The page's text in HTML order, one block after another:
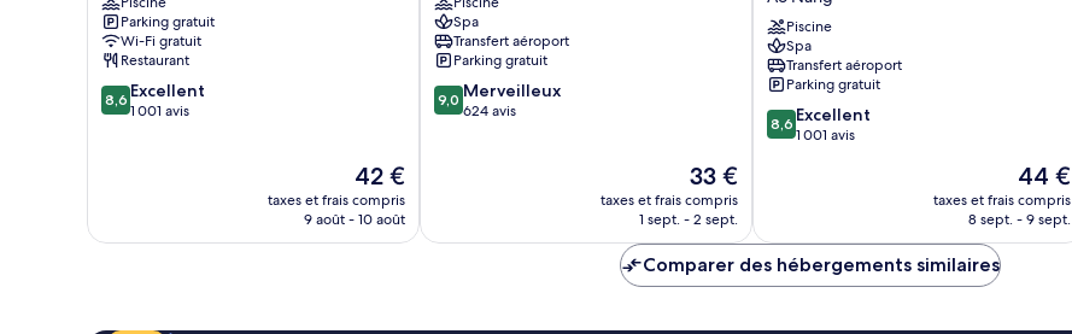
Nang
Beach
Ao
Nang
Parking gratuit
Wi-Fi gratuit
Restaurant
8.6
sur
8,6 Excellent
1 001 avis
Le
nouveau
prix
42 €
taxes et frais compris
9 août - 10 août
Resort
Ao
Nang
Spa
Transfert aéroport
Parking gratuit
9.0
sur
9,0 Merveilleux
624 avis
Le
nouveau
prix
de
33 €
taxes et frais compris
1 sept. - 2 sept.
Resort
and
Spa
Krabi
Ao
Nang
Piscine
Spa
Transfert aéroport
Parking gratuit
8.6
sur
8,6 Excellent
1 001 avis
Le
nouveau
prix
44 €
taxes et frais compris
8 sept. - 9 sept.
Comparer des hébergements similaires